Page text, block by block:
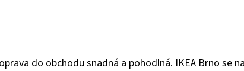
do obchodu snadná a pohodlná. IKEA Brno se